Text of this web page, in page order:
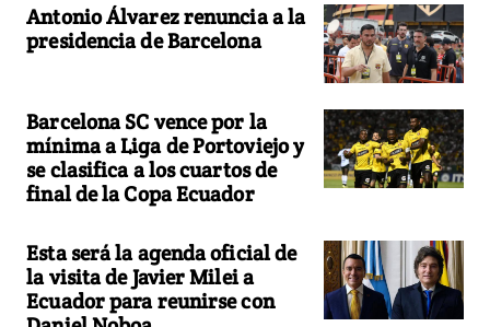
Antonio Álvarez renuncia a la
presidencia de Barcelona
Barcelona SC vence por la
mínima a Liga de Portoviejo y
se clasifica a los cuartos de
final de la Copa Ecuador
Esta será la agenda oficial de
la visita de Javier Milei a
Ecuador para reunirse con